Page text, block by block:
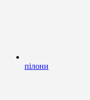
пілони